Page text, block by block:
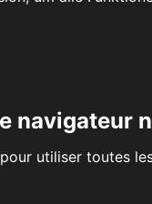
navigateur
utiliser toutes